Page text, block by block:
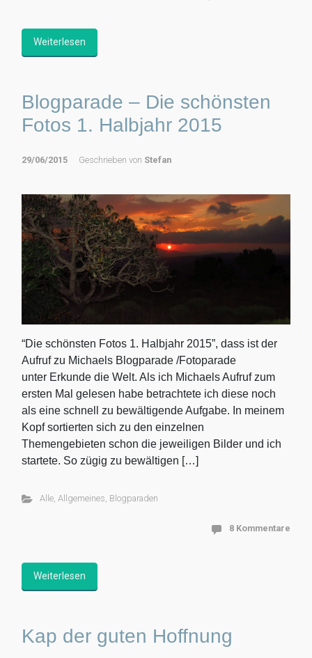
Weiterlesen
Blogparade – Die schönsten
Fotos 1. Halbjahr 2015
29/06/2015 Geschrieben von Stefan
“Die schönsten Fotos 1. Halbjahr 2015”, dass ist der
Aufruf zu Michaels Blogparade /Fotoparade
unter Erkunde die Welt. Als ich Michaels Aufruf zum
ersten Mal gelesen habe betrachtete ich diese noch
als eine schnell zu bewältigende Aufgabe. In meinem
Kopf sortierten sich zu den einzelnen
Themengebieten schon die jeweiligen Bilder und ich
startete. So zügig zu bewältigen […]
Alle, Allgemeines, Blogparaden
8 Kommentare
Weiterlesen
Kap der guten Hoffnung